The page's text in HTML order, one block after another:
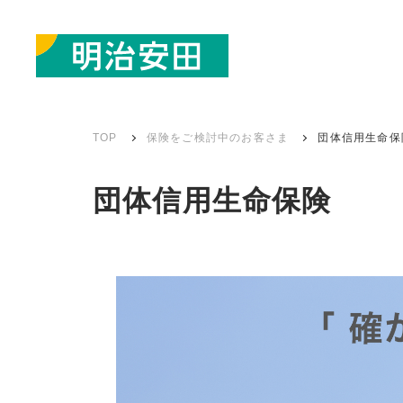
TOP 保険をご検討中のお客さま 団体信用生命
団体信用生命保険